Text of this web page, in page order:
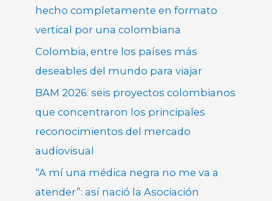
hecho completamente en formato
vertical por una colombiana
Colombia, entre los países más
deseables del mundo para viajar
BAM 2026: seis proyectos colombianos
que concentraron los principales
reconocimientos del mercado
audiovisual
“A mí una médica negra no me va a
atender”: así nació la Asociación